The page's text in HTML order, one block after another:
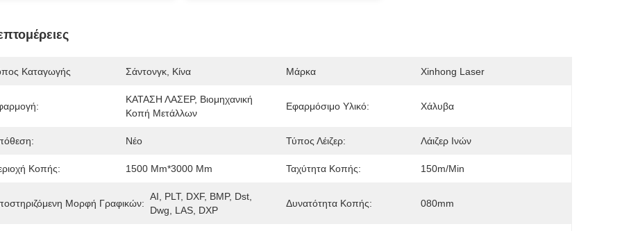
Καταγωγής Σάντονγκ, Κίνα Μάρκα Xinhong Laser
ΚΑΤΑΣΗ ΛΑΣΕΡ, Βιομηχανική
Κοπή Μετάλλων
Εφαρμόσιμο Υλικό: Χάλυβα
Νέο Τύπος Λέιζερ: Λάιζερ Ινών
Κοπής: 1500 Mm*3000 Mm Ταχύτητα Κοπής: 150m/min
Μορφή Γραφικών:
AI, PLT, DXF, BMP, Dst,
Dwg, LAS, DXP
Δυνατότητα Κοπής: 080mm